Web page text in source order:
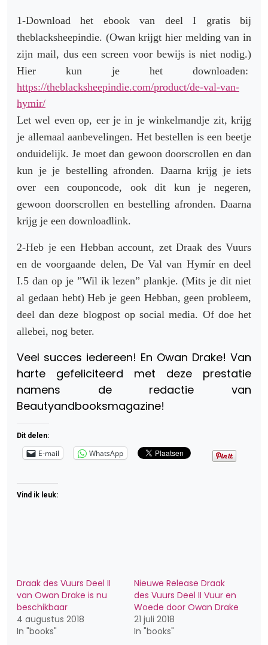
1-Download het ebook van deel I gratis bij
theblacksheepindie. (Owan krijgt hier melding van in
zijn mail, dus een screen voor bewijs is niet nodig.)
Hier kun je het downloaden:
https://theblacksheepindie.com/product/de-val-van-
hymir/
Let wel even op, eer je in je winkelmandje zit, krijg
je allemaal aanbevelingen. Het bestellen is een beetje
onduidelijk. Je moet dan gewoon doorscrollen en dan
kun je je bestelling afronden. Daarna krijg je iets
over een couponcode, ook dit kun je negeren,
gewoon doorscrollen en bestelling afronden. Daarna
krijg je een downloadlink.
2-Heb je een Hebban account, zet Draak des Vuurs
en de voorgaande delen, De Val van Hymír en deel
I.5 dan op je ”Wil ik lezen” plankje. (Mits je dit niet
al gedaan hebt) Heb je geen Hebban, geen probleem,
deel dan deze blogpost op social media. Of doe het
allebei, nog beter.
Veel succes iedereen! En Owan Drake! Van
harte gefeliciteerd met deze prestatie
namens de redactie van
Beautyandbooksmagazine!
Dit delen:
E-mail WhatsApp
Vind ik leuk:
Draak des Vuurs Deel II
van Owan Drake is nu
beschikbaar
4 augustus 2018
In "books"
Nieuwe Release Draak
des Vuurs Deel II Vuur en
Woede door Owan Drake
21 juli 2018
In "books"